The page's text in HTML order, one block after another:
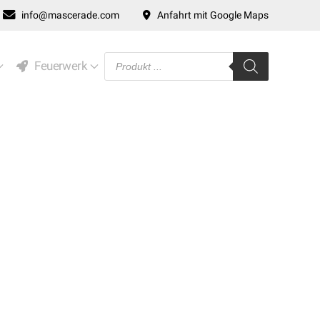
info@mascerade.com Anfahrt mit Google Maps
Feuerwerk
Products
search